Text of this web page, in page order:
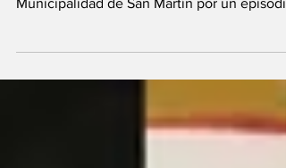
viernes una serie de allanamientos en la
que...